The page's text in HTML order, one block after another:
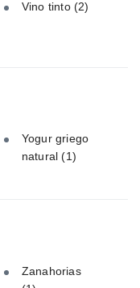
Vino tinto(2)
Yogur griego
natural(1)
Zanahorias